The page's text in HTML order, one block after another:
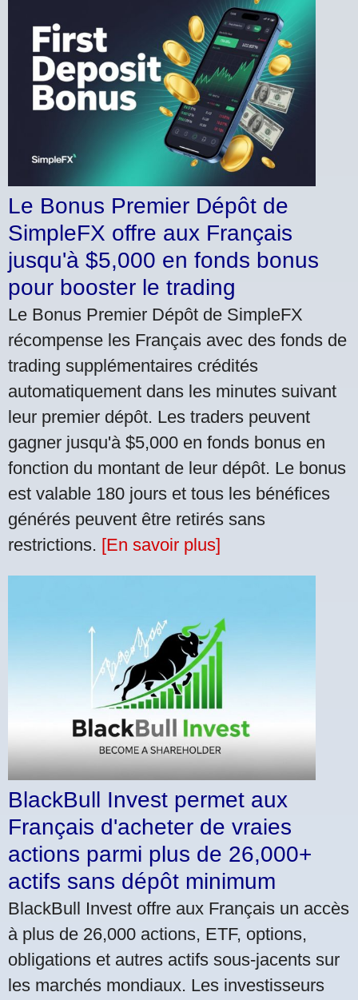
Le Bonus Premier Dépôt de
SimpleFX offre aux Français
jusqu'à $5,000 en fonds bonus
pour booster le trading
Le Bonus Premier Dépôt de SimpleFX
récompense les Français avec des fonds de
trading supplémentaires crédités
automatiquement dans les minutes suivant
leur premier dépôt. Les traders peuvent
gagner jusqu'à $5,000 en fonds bonus en
fonction du montant de leur dépôt. Le bonus
est valable 180 jours et tous les bénéfices
générés peuvent être retirés sans
restrictions. [En savoir plus]
BlackBull Invest permet aux
Français d'acheter de vraies
actions parmi plus de 26,000+
actifs sans dépôt minimum
BlackBull Invest offre aux Français un accès
à plus de 26,000 actions, ETF, options,
obligations et autres actifs sous-jacents sur
les marchés mondiaux. Les investisseurs